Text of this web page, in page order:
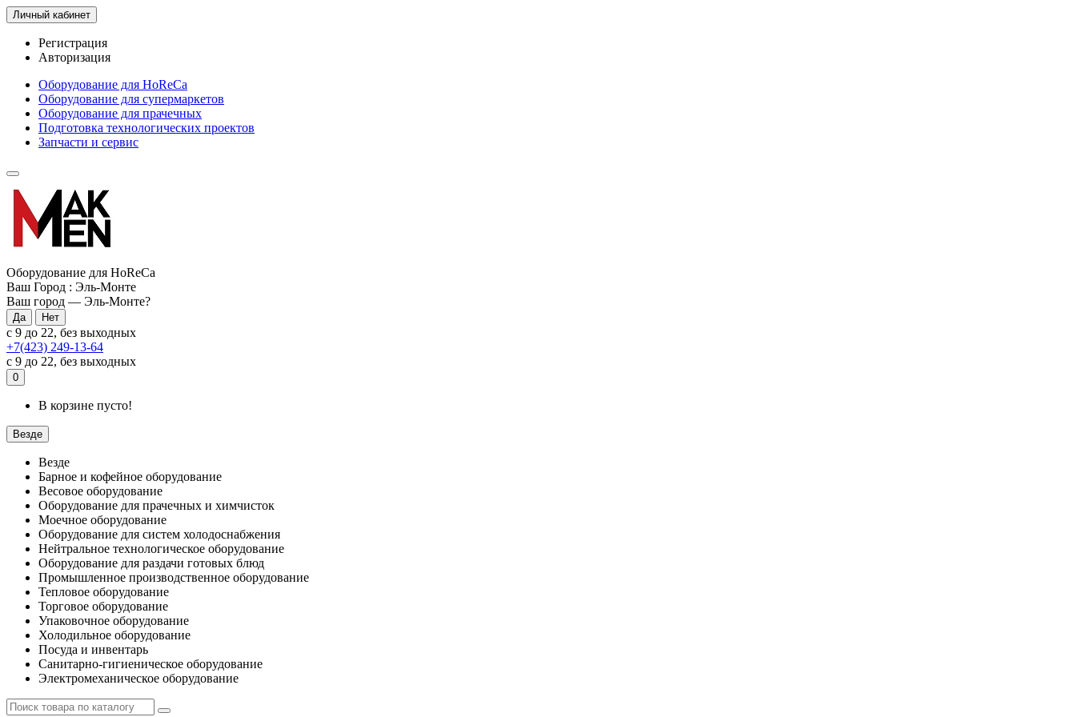
Личный кабинет
Регистрация
Авторизация
Оборудование для HoReCa
Оборудование для супермаркетов
Оборудование для прачечных
Подготовка технологических проектов
Запчасти и сервис
Оборудование для HoReCa
Ваш Город : Эль-Монте
Ваш город — Эль-Монте?
с 9 до 22, без выходных
+7(423) 249-13-64
с 9 до 22, без выходных
0
В корзине пусто!
Везде
Везде
Барное и кофейное оборудование
Весовое оборудование
Оборудование для прачечных и химчисток
Моечное оборудование
Оборудование для систем холодоснабжения
Нейтральное технологическое оборудование
Оборудование для раздачи готовых блюд
Промышленное производственное оборудование
Тепловое оборудование
Торговое оборудование
Упаковочное оборудование
Холодильное оборудование
Посуда и инвентарь
Санитарно-гигиеническое оборудование
Электромеханическое оборудование